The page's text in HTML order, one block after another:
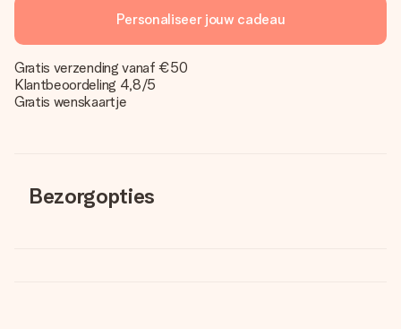
Personaliseer jouw cadeau
Gratis verzending vanaf €50
Klantbeoordeling 4,8/5
Gratis wenskaartje
Bezorgopties